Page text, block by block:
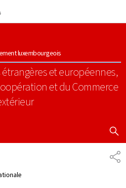
principal
contenu
luxembourgeois
étrangères et européennes,
et du Commerce